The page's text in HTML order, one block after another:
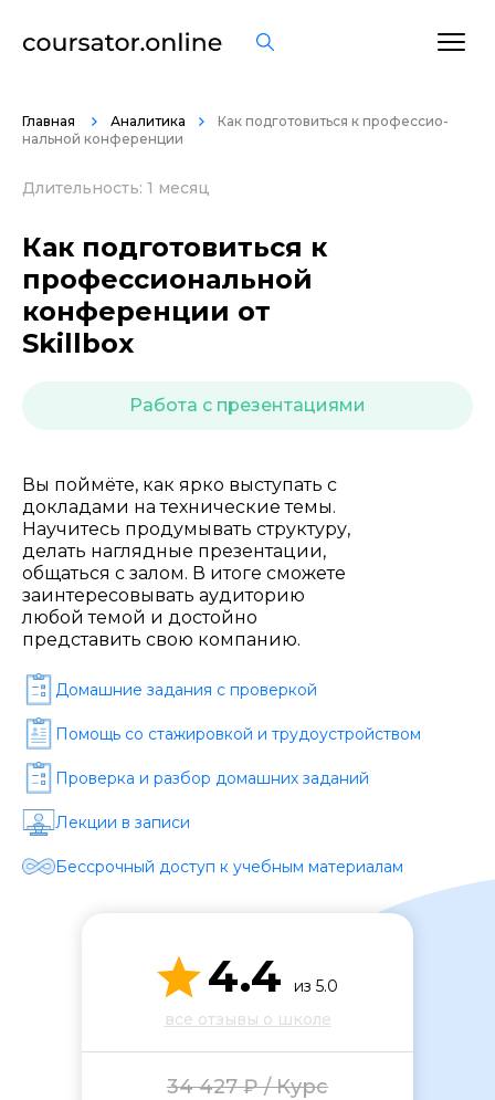
Главная Аналитика
Как подготовиться к про­фес­сио­
нальной конференции
Длительность: 1 месяц
Как подготовиться к
про­фес­сио­нальной
конференции от
Skillbox
Работа с презентациями
Вы поймёте, как ярко выступать с
докладами на технические темы.
Научитесь продумывать структуру,
делать наглядные презентации,
общаться с залом. В итоге сможете
заинтересовывать аудиторию
любой темой и достойно
представить свою компанию.
Домашние задания c проверкой
Помощь со стажировкой и трудоустройством
Проверка и разбор домашних заданий
Лекции в записи
Бессрочный доступ к учебным материалам
4.4
из 5.0
все отзывы о школе
34 427 ₽ / Курс
Стоимость *
Подача материала *
Уровень организации *